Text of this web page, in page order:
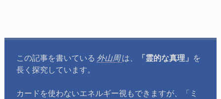
この記事を書いている 外山周は、 「霊的な真理」 を
長く探究しています。
カードを使わないエネルギー視もできますが、「ミ